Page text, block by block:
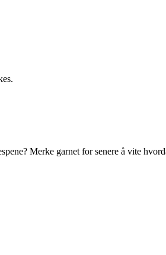
Merke garnet for senere å vite